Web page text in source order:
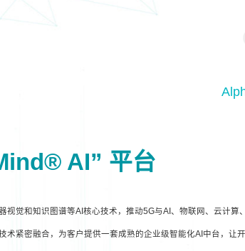
AI” 平台
视觉和知识图谱等AI核心技术，推动5G与AI、物联网、云计算
术紧密融合，为客户提供一套成熟的企业级智能化AI中台，让